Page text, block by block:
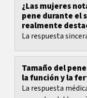
¿Las mujeres
pene durante el
realmente
La respuesta
Tamaño del
la función y la
La respuesta